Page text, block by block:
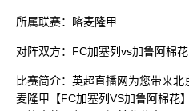
所属联赛： 喀麦隆甲
对阵双方： FC加塞列vs加鲁阿棉花
比赛简介： 英超直播网为您带来
麦隆甲【FC加塞列VS加鲁阿棉花